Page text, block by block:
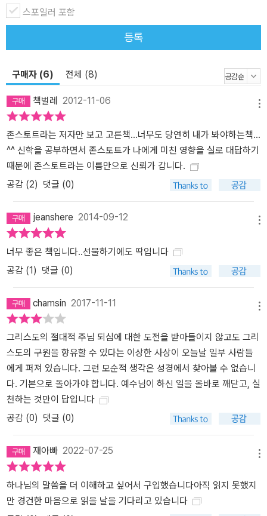
스포일러 포함
등록
구매자 (6) 전체 (8)
책벌레 2012-11-06
존스토트라는 저자만 보고 고른책...너무도 당연히 내가 봐야하는책...
^^ 신학을 공부하면서 존스토트가 나에게 미친 영향을 실로 대답하기
때문에 존스토트라는 이름만으로 신뢰가 갑니다.
공감 (2) 댓글 (0)
jeanshere 2014-09-12
너무 좋은 책입니다..선물하기에도 딱입니다
공감 (1) 댓글 (0)
chamsin 2017-11-11
그리스도의 절대적 주님 되심에 대한 도전을 받아들이지 않고도 그리
스도의 구원을 향유할 수 있다는 이상한 사상이 오늘날 일부 사람들
에게 퍼져 있습니다. 그런 모순적 생각은 성경에서 찾아볼 수 없습니
다. 기본으로 돌아가야 합니다. 예수님이 하신 일을 올바로 깨닫고, 실
천하는 것만이 답입니다
공감 (0) 댓글 (0)
재아빠 2022-07-25
하나님의 말씀을 더 이해하고 싶어서 구입했습니다아직 읽지 못했지
만 경건한 마음으로 읽을 날을 기다리고 있습니다